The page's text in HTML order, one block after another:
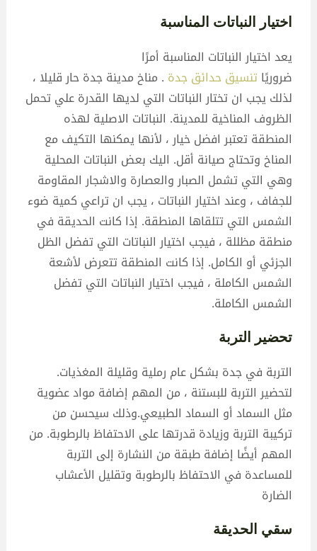
اختيار النباتات المناسبة
يعد اختيار النباتات المناسبة أمرًا
ضروريًا تنسيق حدائق جدة . مناخ مدينة جدة حار قليلا ،
لذلك يجب ان تختار النباتات التي لديها القدرة علي تحمل
الظروف المناخية للمدينة. النباتات الاصلية لهذه
المنطقة تعتبر افضل خيار ، لأنها يمكنها التكيف مع
المناخ وتحتاج صيانة أقل. اليك بعض النباتات المحلية
وهي التي تشمل الصبار والعصارة والاشجار المقاومة
للجفاف ، وعند اختيار النباتات ، يجب ان تراعي كمية ضوء
الشمس التي تتلقاها المنطقة. إذا كانت الحديقة في
منطقة مظللة ، فيجب اختيار النباتات التي تفضل الظل
الجزئي أو الكامل. إذا كانت المنطقة تتعرض لأشعة
الشمس الكاملة ، فيجب اختيار النباتات التي تفضل
الشمس الكاملة.
تحضير التربة
التربة في جدة بشكل عام رملية وقليلة المغذيات.
لتحضير التربة للبستنة ، من المهم إضافة مواد عضوية
مثل السماد أو السماد الطبيعي.وذلك سيحسن من
تركيبة التربة وزيادة قدرتها على الاحتفاظ بالرطوبة. من
المهم أيضًا إضافة طبقة من النشارة إلى التربة
للمساعدة في الاحتفاظ بالرطوبة وتقليل الأعشاب
الضارة
سقي الحديقة